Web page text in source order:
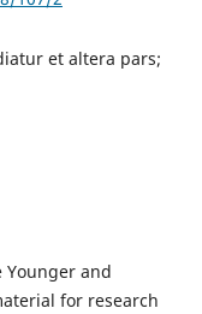
et altera pars;
Younger and
for research